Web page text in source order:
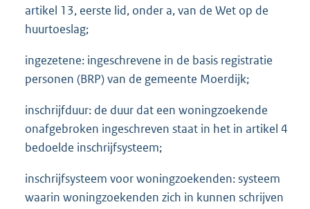
artikel 13, eerste lid, onder a, van de Wet op de
huurtoeslag;
ingezetene: ingeschrevene in de basis registratie
personen (BRP) van de gemeente Moerdijk;
inschrijfduur: de duur dat een woningzoekende
onafgebroken ingeschreven staat in het in artikel 4
bedoelde inschrijfsysteem;
inschrijfsysteem voor woningzoekenden: systeem
waarin woningzoekenden zich in kunnen schrijven